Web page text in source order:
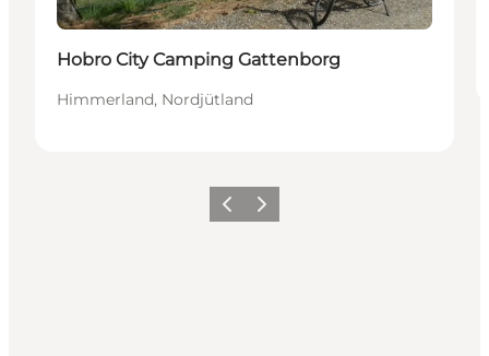
Hobro City Camping Gattenborg
Himmerland, Nordjütland
Vorherige Folie
Nächste Folie